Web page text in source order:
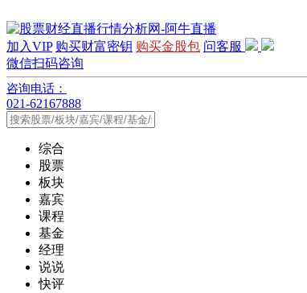
加入VIP 购买财富密钥 购买金股包 问客服
微信扫码咨询
咨询电话：
021-62167888
综合
股票
板块
嘉宾
课程
基金
经理
说说
快评